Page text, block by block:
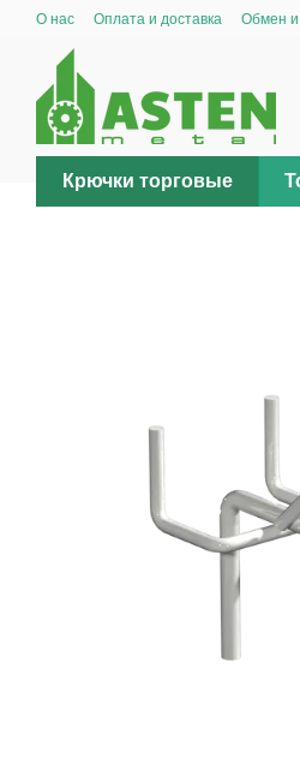
Перейти к основному контенту
О нас Оплата и доставка Обмен и
Крючки торговые